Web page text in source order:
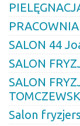
SALON 44
SALON
SALON
Salon